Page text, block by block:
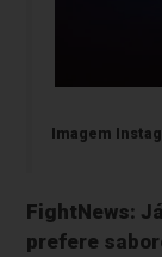
Imagem
FightNews:
prefere